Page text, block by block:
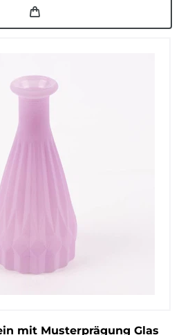
mit Musterprägung Glas